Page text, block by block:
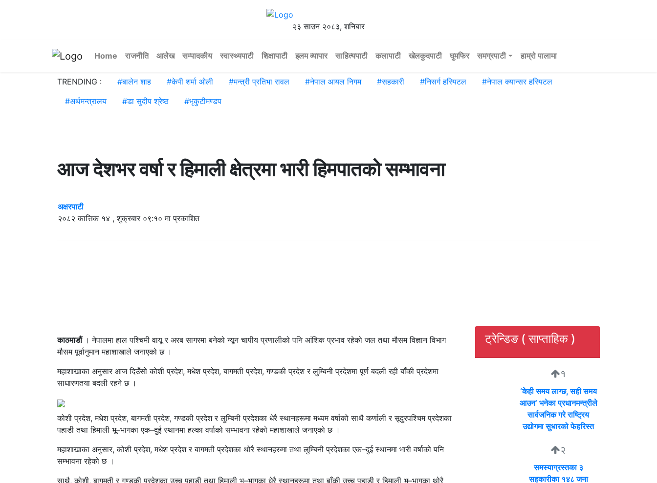
२३ साउन २०८३, शनिबार
Home राजनीति आलेख सम्पादकीय स्वास्थ्यपाटी शिक्षापाटी इलम व्यापार साहित्यपाटी कलापाटी खेलकुदपाटी घुमफिर समग्रपाटी हाम्रो पालामा
TRENDING : #बालेन शाह #केपी शर्मा ओली #मन्त्री प्रतिभा रावल #नेपाल आयल निगम #सहकारी #निसर्ग हस्पिटल #नेपाल क्यान्सर हस्पिटल
#अर्थमन्त्रालय #डा सुदीप श्रेष्ठ #भृकुटीमण्डप
आज देशभर वर्षा र हिमाली क्षेत्रमा भारी हिमपातको सम्भावना
अक्षरपाटी
२०८२ कात्तिक १४ , शुक्रबार ०९:१० मा प्रकाशित
काठमाडौं । नेपालमा हाल पश्चिमी वायू र अरब सागरमा बनेको न्यून चापीय प्रणालीको पनि आंशिक प्रभाव रहेको जल तथा मौसम विज्ञान विभाग
मौसम पूर्वानुमान महाशाखाले जनाएको छ ।
महाशाखाका अनुसार आज दिउँसो कोशी प्रदेश, मधेश प्रदेश, बागमती प्रदेश, गण्डकी प्रदेश र लुम्बिनी प्रदेशमा पूर्ण बदली रही बाँकी प्रदेशमा
साधारणतया बदली रहने छ ।
कोशी प्रदेश, मधेश प्रदेश, बागमती प्रदेश, गण्डकी प्रदेश र लुम्बिनी प्रदेशका धेरै स्थानहरूमा मध्यम वर्षाको साथै कर्णाली र सूदुरपश्चिम प्रदेशका
पहाडी तथा हिमाली भू–भागका एक–दुई स्थानमा हल्का वर्षाको सम्भावना रहेको महाशाखाले जनाएको छ ।
महाशाखाका अनुसार, कोशी प्रदेश, मधेश प्रदेश र बागमती प्रदेशका थोरै स्थानहरुमा तथा लुम्बिनी प्रदेशका एक–दुई स्थानमा भारी वर्षाको पनि
सम्भावना रहेको छ ।
साथै, कोशी, बागमती र गण्डकी प्रदेशका उच्च पहाडी तथा हिमाली भू–भागका धेरै स्थानहरूमा तथा बाँकी उच्च पहाडी र हिमाली भू–भागका थोरै
ट्रेन्डिङ ( साप्ताहिक )
१
‘केही समय लाग्छ, सही समय
आउन’ भनेका प्रधानमन्त्रीले
सार्वजनिक गरे राष्ट्रिय
उद्योगमा सुधारको फेहरिस्त
२
समस्याग्रस्तका ३
सहकारीका १४८ जना